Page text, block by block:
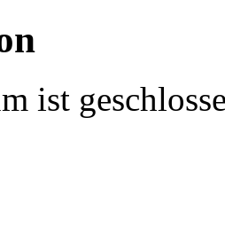
ist